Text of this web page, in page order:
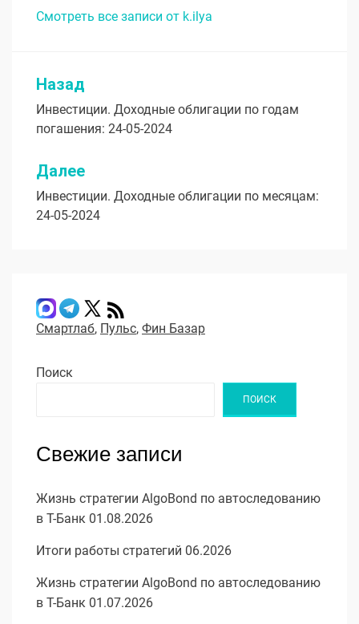
Смотреть все записи от k.ilya
Навигация
по
записям
Назад
Инвестиции. Доходные облигации по годам
погашения: 24-05-2024
Далее
Инвестиции. Доходные облигации по месяцам:
24-05-2024
Смартлаб, Пульс, Фин Базар
Поиск
ПОИСК
Свежие записи
Жизнь стратегии AlgoBond по автоследованию
в Т-Банк 01.08.2026
Итоги работы стратегий 06.2026
Жизнь стратегии AlgoBond по автоследованию
в Т-Банк 01.07.2026